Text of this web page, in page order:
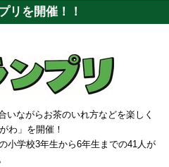
リを開催！！
いながらお茶のいれ方などを楽しく
わ」を開催！
小学校3年生から6年生までの41人が